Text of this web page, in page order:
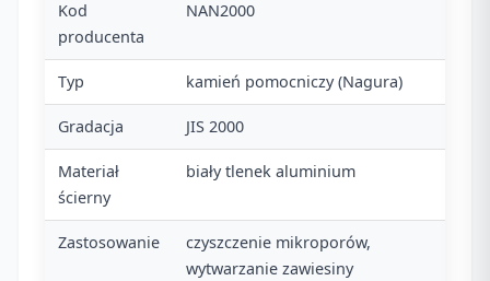
Kod
producenta
NAN2000
Typ kamień pomocniczy (Nagura)
Gradacja JIS 2000
Materiał
ścierny
biały tlenek aluminium
Zastosowanie
czyszczenie mikroporów,
wytwarzanie zawiesiny